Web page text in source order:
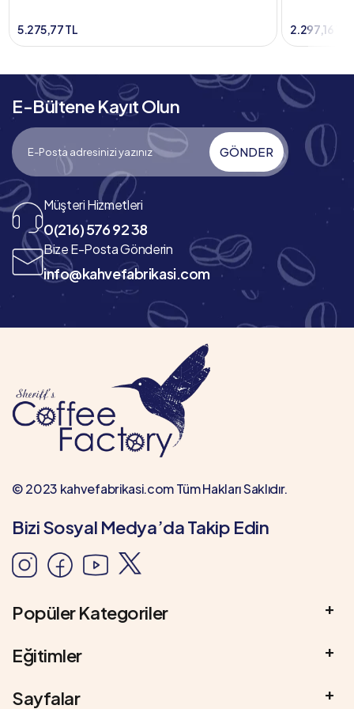
5.275,77 TL 2.297,16 TL
E-Bültene Kayıt Olun
GÖNDER
Müşteri Hizmetleri
0(216) 576 92 38
Bize E-Posta Gönderin
info@kahvefabrikasi.com
© 2023 kahvefabrikasi.com Tüm Hakları Saklıdır.
Bizi Sosyal Medya’da Takip Edin
Popüler Kategoriler
Eğitimler
Sayfalar